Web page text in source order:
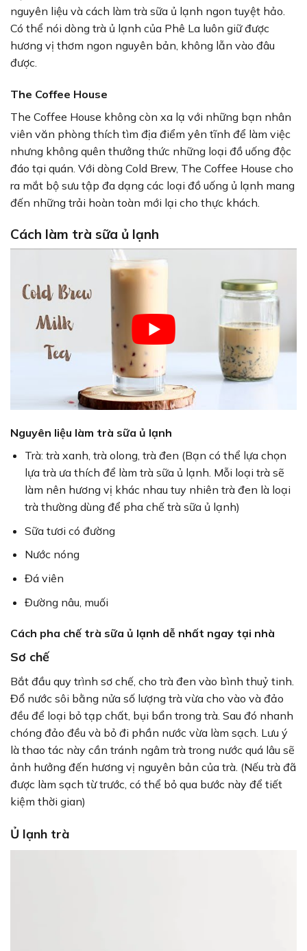
nguyên liệu và cách làm trà sữa ủ lạnh ngon tuyệt hảo.
Có thể nói dòng trà ủ lạnh của Phê La luôn giữ được
hương vị thơm ngon nguyên bản, không lẫn vào đâu
được.
The Coffee House
The Coffee House không còn xa lạ với những bạn nhân
viên văn phòng thích tìm địa điểm yên tĩnh để làm việc
nhưng không quên thưởng thức những loại đồ uống độc
đáo tại quán. Với dòng Cold Brew, The Coffee House cho
ra mắt bộ sưu tập đa dạng các loại đồ uống ủ lạnh mang
đến những trải hoàn toàn mới lại cho thực khách.
Cách làm trà sữa ủ lạnh
Nguyên liệu làm trà sữa ủ lạnh
Trà: trà xanh, trà olong, trà đen (Bạn có thể lựa chọn
lựa trà ưa thích để làm trà sữa ủ lạnh. Mỗi loại trà sẽ
làm nên hương vị khác nhau tuy nhiên trà đen là loại
trà thường dùng để pha chế trà sữa ủ lạnh)
Sữa tươi có đường
Nước nóng
Đá viên
Đường nâu, muối
Cách pha chế trà sữa ủ lạnh dễ nhất ngay tại nhà
Sơ chế
Bắt đầu quy trình sơ chế, cho trà đen vào bình thuỷ tinh.
Đổ nước sôi bằng nửa số lượng trà vừa cho vào và đảo
đều để loại bỏ tạp chất, bụi bẩn trong trà. Sau đó nhanh
chóng đảo đều và bỏ đi phần nước vừa làm sạch. Lưu ý
là thao tác này cần tránh ngâm trà trong nước quá lâu sẽ
ảnh hưởng đến hương vị nguyên bản của trà. (Nếu trà đã
được làm sạch từ trước, có thể bỏ qua bước này để tiết
kiệm thời gian)
Ủ lạnh trà